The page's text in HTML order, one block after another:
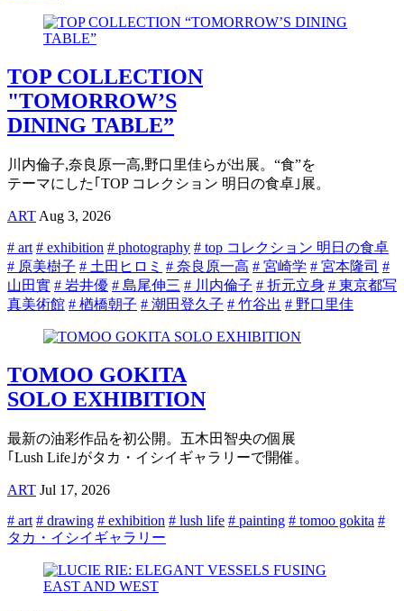
TOP COLLECTION
"TOMORROW’S
DINING TABLE”
川内倫子,奈良原一高,野口里佳らが出展。“食”を
テーマにした｢TOP コレクション 明日の食卓｣展。
ART Aug 3, 2026
# art # exhibition # photography # top コレクション 明日の食卓
# 原美樹子 # 土田ヒロミ # 奈良原一高 # 宮崎学 # 宮本隆司 #
山田實 # 岩井優 # 島尾伸三 # 川内倫子 # 折元立身 # 東京都写
真美術館 # 楢橋朝子 # 潮田登久子 # 竹谷出 # 野口里佳
TOMOO GOKITA
SOLO EXHIBITION
最新の油彩作品を初公開。五木田智央の個展
｢Lush Life｣がタカ・イシイギャラリーで開催。
ART Jul 17, 2026
# art # drawing # exhibition # lush life # painting # tomoo gokita #
タカ・イシイギャラリー